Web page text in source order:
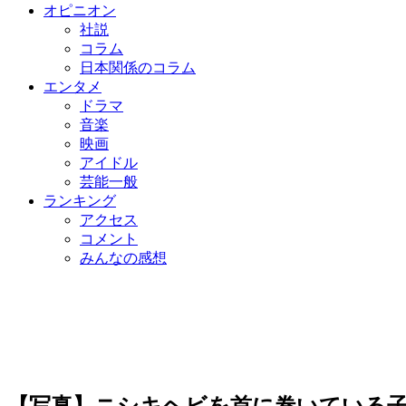
オピニオン
社説
コラム
日本関係のコラム
エンタメ
ドラマ
音楽
映画
アイドル
芸能一般
ランキング
アクセス
コメント
みんなの感想